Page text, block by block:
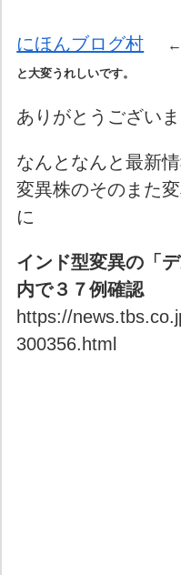
にほんブログ村 ←
と大変うれしいです。
ありがとうござい
なんとなんと最新
変異株のそのまた
に
インド型変異の「
内で３７例確認
https://
300356.html